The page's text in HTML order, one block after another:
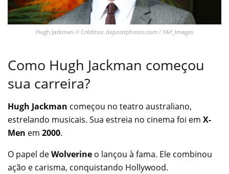
Hugh Jackman // Créditos: depositphotos.com / YAY_Images
Como Hugh Jackman começou
sua carreira?
Hugh Jackman começou no teatro australiano,
estrelando musicais. Sua estreia no cinema foi em X-
Men em 2000.
O papel deWolverine o lançou à fama. Ele combinou
ação e carisma, conquistando Hollywood.